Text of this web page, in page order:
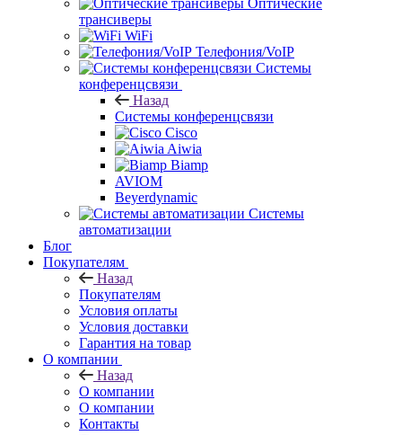
Оптические
трансиверы
WiFi
Телефония/VoIP
Системы
конференцсвязи
Назад
Системы конференцсвязи
Cisco
Aiwia
Biamp
AVIOM
Beyerdynamic
Системы
автоматизации
Блог
Покупателям
Назад
Покупателям
Условия оплаты
Условия доставки
Гарантия на товар
О компании
Назад
О компании
О компании
Контакты